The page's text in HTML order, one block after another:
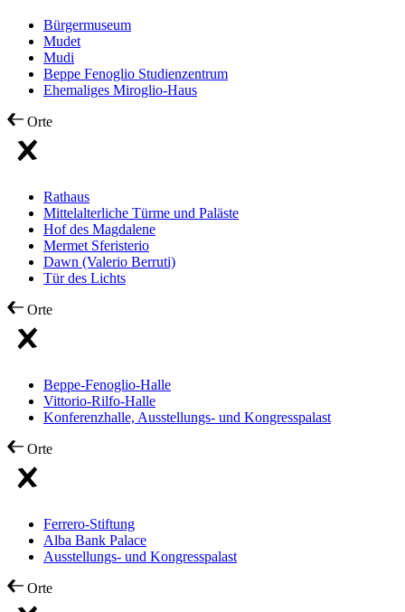
Bürgermuseum
Mudet
Mudi
Beppe Fenoglio Studienzentrum
Ehemaliges Miroglio-Haus
Orte
Rathaus
Mittelalterliche Türme und Paläste
Hof des Magdalene
Mermet Sferisterio
Dawn (Valerio Berruti)
Tür des Lichts
Orte
Beppe-Fenoglio-Halle
Vittorio-Rilfo-Halle
Konferenzhalle, Ausstellungs- und Kongresspalast
Orte
Ferrero-Stiftung
Alba Bank Palace
Ausstellungs- und Kongresspalast
Orte